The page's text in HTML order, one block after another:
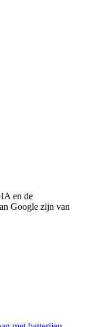
en de
Google zijn van